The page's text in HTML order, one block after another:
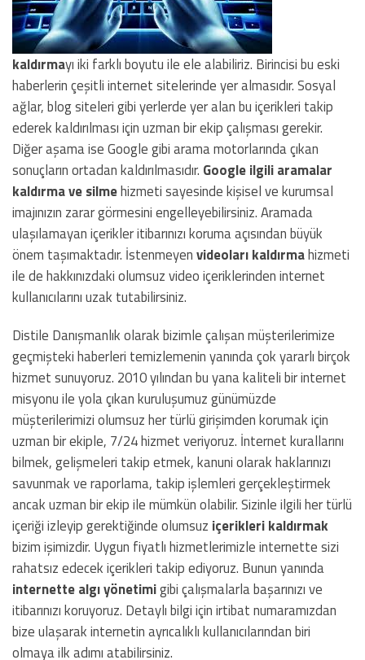
kaldırmayı iki farklı boyutu ile ele alabiliriz. Birincisi bu eski
haberlerin çeşitli internet sitelerinde yer almasıdır. Sosyal
ağlar, blog siteleri gibi yerlerde yer alan bu içerikleri takip
ederek kaldırılması için uzman bir ekip çalışması gerekir.
Diğer aşama ise Google gibi arama motorlarında çıkan
sonuçların ortadan kaldırılmasıdır. Google ilgili aramalar
kaldırma ve silmehizmeti sayesinde kişisel ve kurumsal
imajınızın zarar görmesini engelleyebilirsiniz. Aramada
ulaşılamayan içerikler itibarınızı koruma açısından büyük
önem taşımaktadır. İstenmeyenvideoları kaldırmahizmeti
ile de hakkınızdaki olumsuz video içeriklerinden internet
kullanıcılarını uzak tutabilirsiniz.
Distile Danışmanlık olarak bizimle çalışan müşterilerimize
geçmişteki haberleri temizlemenin yanında çok yararlı birçok
hizmet sunuyoruz. 2010 yılından bu yana kaliteli bir internet
misyonu ile yola çıkan kuruluşumuz günümüzde
müşterilerimizi olumsuz her türlü girişimden korumak için
uzman bir ekiple, 7/24 hizmet veriyoruz. İnternet kurallarını
bilmek, gelişmeleri takip etmek, kanuni olarak haklarınızı
savunmak ve raporlama, takip işlemleri gerçekleştirmek
ancak uzman bir ekip ile mümkün olabilir. Sizinle ilgili her türlü
içeriği izleyip gerektiğinde olumsuz içerikleri kaldırmak
bizim işimizdir. Uygun fiyatlı hizmetlerimizle internette sizi
rahatsız edecek içerikleri takip ediyoruz. Bunun yanında
internette algı yönetimigibi çalışmalarla başarınızı ve
itibarınızı koruyoruz. Detaylı bilgi için irtibat numaramızdan
bize ulaşarak internetin ayrıcalıklı kullanıcılarından biri
olmaya ilk adımı atabilirsiniz.